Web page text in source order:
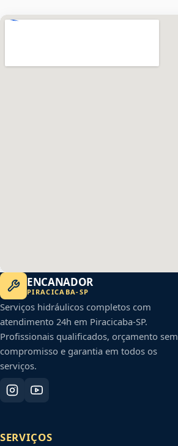
ENCANADOR
PIRACICABA-SP
Serviços hidráulicos completos com
atendimento 24h em Piracicaba-SP.
Profissionais qualificados, orçamento sem
compromisso e garantia em todos os
serviços.
SERVIÇOS